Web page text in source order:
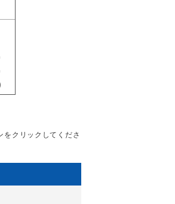
クリックしてくださ